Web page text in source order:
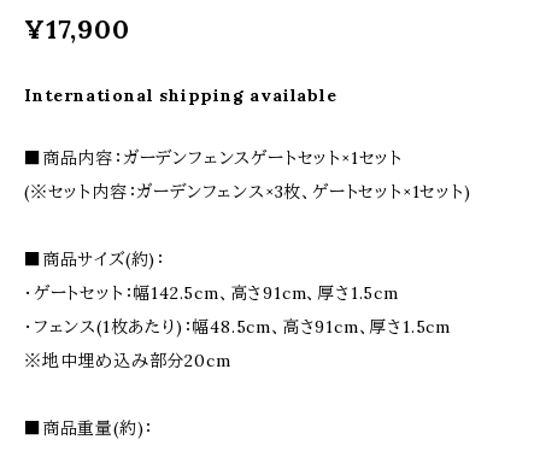
¥17,900
International shipping available
■商品内容：ガーデンフェンスゲートセット×1セット
(※セット内容：ガーデンフェンス×3枚、ゲートセット×1セット)
■商品サイズ(約)：
・ゲートセット：幅142.5cm、高さ91cm、厚さ1.5cm
・フェンス(1枚あたり)：幅48.5cm、高さ91cm、厚さ1.5cm
※地中埋め込み部分20cm
■商品重量(約)：